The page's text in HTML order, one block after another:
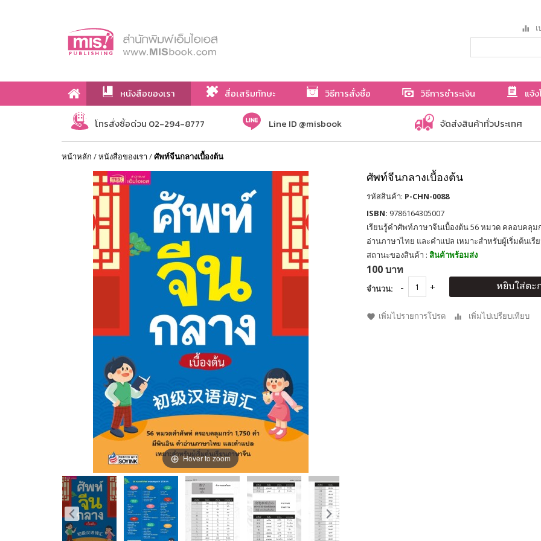
หนังสือของเรา สื่อเสริมทักษะ วิธีการสั่งซื้อ วิธีการชำระเงิน แจ้
เกี่ยวกับเรา
โทรสั่งซื้อด่วน 02-294-8777 Line ID @misbook จัดส่งสินค้าทั่วประเทศ
หน้าหลัก /หนังสือของเรา /ศัพท์จีนกลางเบื้องต้น
Hover to zoom
ศัพท์จีนกลางเบื้องต้น
รหัสสินค้า: P-CHN-0088
ISBN: 9786164305007
เรียนรู้คำศัพท์ภาษาจีนเบื้องต้น 56 หมวด คลอบคลุม
อ่านภาษาไทย และคำแปล เหมาะสำหรับผู้เริ่มต้นเรี
สถานะของสินค้า : สินค้าพร้อมส่ง
100 บาท
จำนวน: หยิบใส่ตะ
เพิ่มไปรายการโปรด เพิ่มไปเปรียบเทียบ